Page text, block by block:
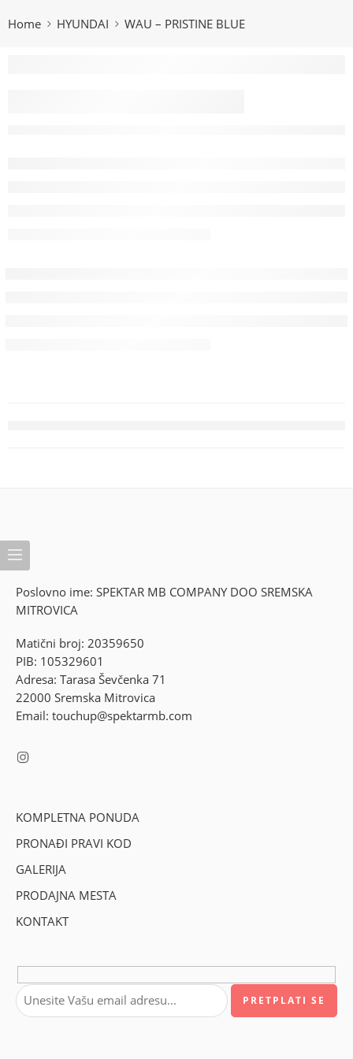
Home HYUNDAI WAU – PRISTINE BLUE
Poslovno ime: SPEKTAR MB COMPANY DOO SREMSKA
MITROVICA
Matični broj: 20359650
PIB: 105329601
Adresa: Tarasa Ševčenka 71
22000 Sremska Mitrovica
Email: touchup@spektarmb.com
KOMPLETNA PONUDA
PRONAĐI PRAVI KOD
GALERIJA
PRODAJNA MESTA
KONTAKT